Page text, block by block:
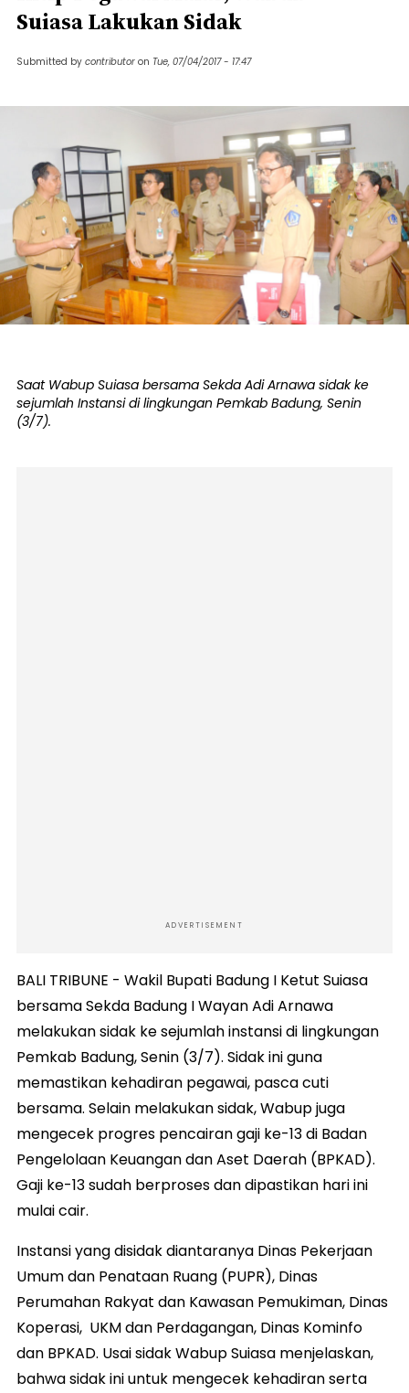
Suiasa Lakukan Sidak
Submitted by contributor on Tue, 07/04/2017 - 17:47
Saat Wabup Suiasa bersama Sekda Adi Arnawa sidak ke
sejumlah Instansi di lingkungan Pemkab Badung, Senin
(3/7).
ADVERTISEMENT
BALI TRIBUNE - Wakil Bupati Badung I Ketut Suiasa
bersama Sekda Badung I Wayan Adi Arnawa
melakukan sidak ke sejumlah instansi di lingkungan
Pemkab Badung, Senin (3/7). Sidak ini guna
memastikan kehadiran pegawai, pasca cuti
bersama. Selain melakukan sidak, Wabup juga
mengecek progres pencairan gaji ke-13 di Badan
Pengelolaan Keuangan dan Aset Daerah (BPKAD).
Gaji ke-13 sudah berproses dan dipastikan hari ini
mulai cair.
Instansi yang disidak diantaranya Dinas Pekerjaan
Umum dan Penataan Ruang (PUPR), Dinas
Perumahan Rakyat dan Kawasan Pemukiman, Dinas
Koperasi, UKM dan Perdagangan, Dinas Kominfo
dan BPKAD. Usai sidak Wabup Suiasa menjelaskan,
bahwa sidak ini untuk mengecek kehadiran serta